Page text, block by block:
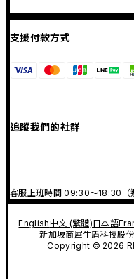
支援付款方式
追蹤我們的社群
客服上班時間 09:30～18:30（
English中文 (繁體)日本語
新加坡商犀牛盾科技股
Copyright © 2026